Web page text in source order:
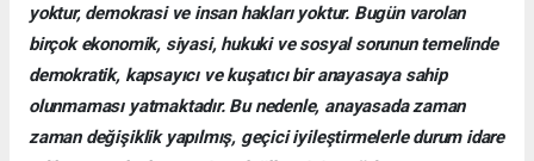
yoktur, demokrasi ve insan hakları yoktur. Bugün varolan
birçok ekonomik, siyasi, hukuki ve sosyal sorunun temelinde
demokratik, kapsayıcı ve kuşatıcı bir anayasaya sahip
olunmaması yatmaktadır. Bu nedenle, anayasada zaman
zaman değişiklik yapılmış, geçici iyileştirmelerle durum idare